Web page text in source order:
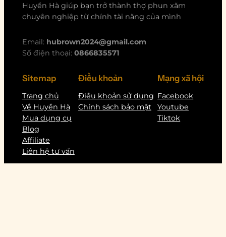
Huyền Hà giúp bạn trở thành thợ phun xăm
chuyên nghiệp từ chính tài năng của mình
Email: hubrown2024@gmail.com
Số điện thoại: 0866835571
Sitemap
Trang chủ
Về Huyền Hà
Mua dụng cụ
Blog
Affiliate
Liên hệ tư vấn
Điều khoản
Điều khoản sử dụng
Chính sách bảo mật
Mạng xã hội
Facebook
Youtube
Tiktok